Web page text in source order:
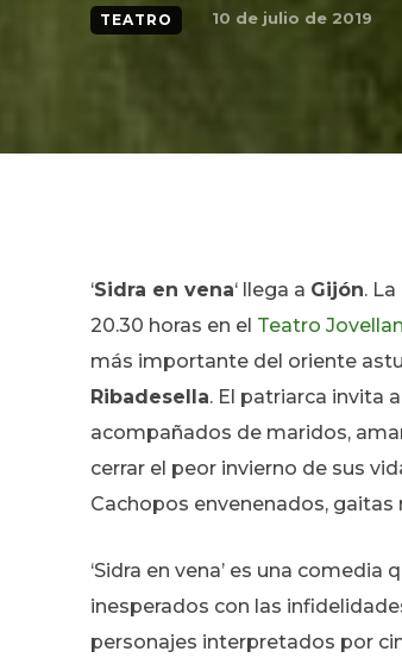
TEATRO 10 de julio de 2019
‘Sidra en vena‘ llega a Gijón.
20.30 horas en el Teatro
más importante del oriente
Ribadesella. El patriarca invita
acompañados de maridos,
cerrar el peor invierno de sus
Cachopos envenenados,
‘Sidra en vena’ es una
inesperados con las
personajes interpretados por